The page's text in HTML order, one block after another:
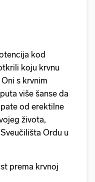
kod
koju krvnu
s krvnim
više šanse da
od erektilne
života,
Ordu u
prema krvnoj